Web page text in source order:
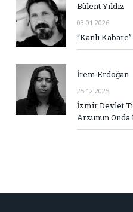
Bülent Yıldız
03.01.2026
“Kanlı
İrem Erdoğan
25.12.2025
İzmir Devlet
Arzunun Onda